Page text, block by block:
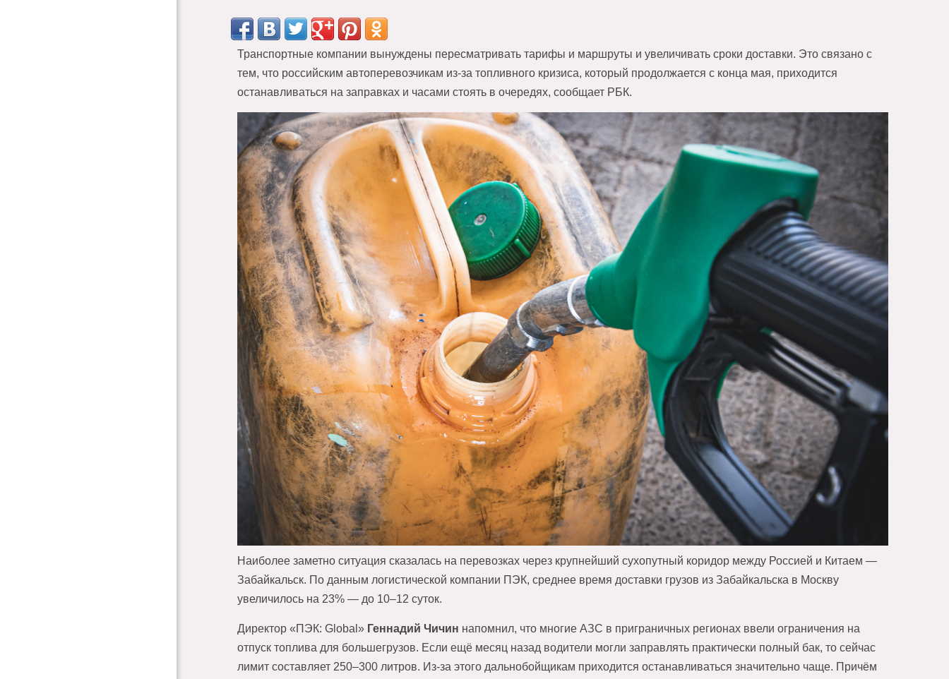
Транспортные компании вынуждены пересматривать тарифы и маршруты и увеличивать сроки доставки. Это связано с
тем, что российским автоперевозчикам из-за топливного кризиса, который продолжается с конца мая, приходится
останавливаться на заправках и часами стоять в очередях, сообщает РБК.
Наиболее заметно ситуация сказалась на перевозках через крупнейший сухопутный коридор между Россией и Китаем —
Забайкальск. По данным логистической компании ПЭК, среднее время доставки грузов из Забайкальска в Москву
увеличилось на 23% — до 10–12 суток.
Директор «ПЭК: Global» Геннадий Чичин напомнил, что многие АЗС в приграничных регионах ввели ограничения на
отпуск топлива для большегрузов. Если ещё месяц назад водители могли заправлять практически полный бак, то сейчас
лимит составляет 250–300 литров. Из-за этого дальнобойщикам приходится останавливаться значительно чаще. Причём